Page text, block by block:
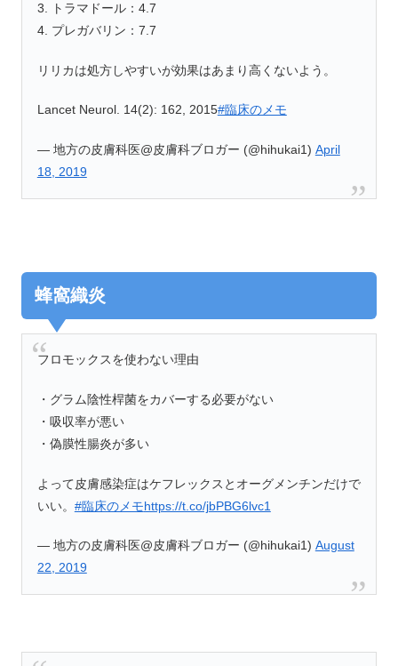
3. トラマドール：4.7
4. プレガバリン：7.7
リリカは処方しやすいが効果はあまり高くないよう。
Lancet Neurol. 14(2): 162, 2015#臨床のメモ
— 地方の皮膚科医@皮膚科ブロガー (@hihukai1) April
18, 2019
蜂窩織炎
フロモックスを使わない理由
・グラム陰性桿菌をカバーする必要がない
・吸収率が悪い
・偽膜性腸炎が多い
よって皮膚感染症はケフレックスとオーグメンチンだけで
いい。 #臨床のメモhttps://t.co/jbPBG6lvc1
— 地方の皮膚科医@皮膚科ブロガー (@hihukai1) August
22, 2019